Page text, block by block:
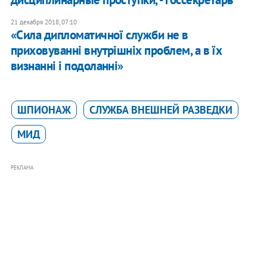
21 декабря 2018, 07:10
«Сила дипломатичної служби не в
приховуванні внутрішніх проблем, а в їх
визнанні і подоланні»
ШПИОНАЖ
СЛУЖБА ВНЕШНЕЙ РАЗВЕДКИ
МИД
РЕКЛАМА